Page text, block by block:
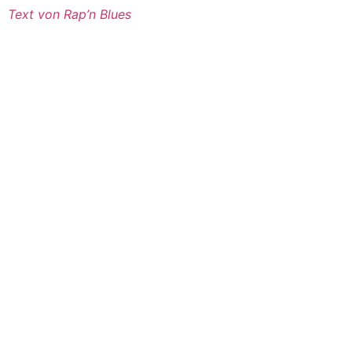
Text von Rap’n Blues